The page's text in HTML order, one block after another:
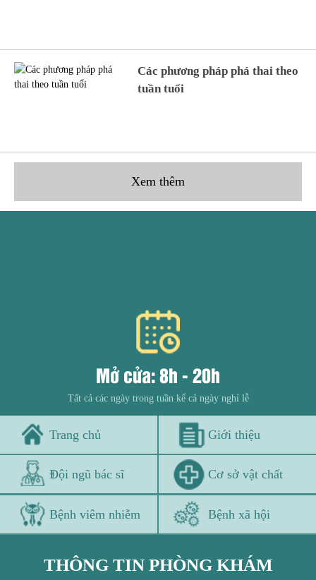
Các phương pháp phá thai theo
tuần tuổi
Xem thêm
Mở cửa: 8h - 20h
Tất cả các ngày trong tuần kể cả ngày nghỉ lễ
Trang chủ Giới thiệu
Đội ngũ bác sĩ Cơ sở vật chất
Bệnh viêm nhiễm Bệnh xã hội
THÔNG TIN PHÒNG KHÁM